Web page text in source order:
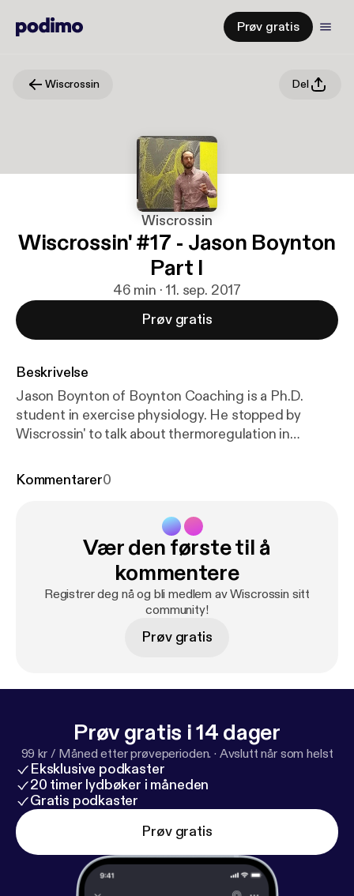
Prøv gratis
Wiscrossin Del
Wiscrossin
Wiscrossin' #17 - Jason Boynton
Part I
46 min · 11. sep. 2017
Prøv gratis
Beskrivelse
Jason Boynton of Boynton Coaching is a Ph.D.
student in exercise physiology. He stopped by
Wiscrossin' to talk about thermoregulation in
with Jason.
Kommentarer0
Vær den første til å
kommentere
Registrer deg nå og bli medlem av Wiscrossin sitt
community!
Prøv gratis
Prøv gratis i 14 dager
99 kr / Måned etter prøveperioden. · Avslutt når som helst
Eksklusive podkaster
20 timer lydbøker i måneden
Gratis podkaster
Prøv gratis